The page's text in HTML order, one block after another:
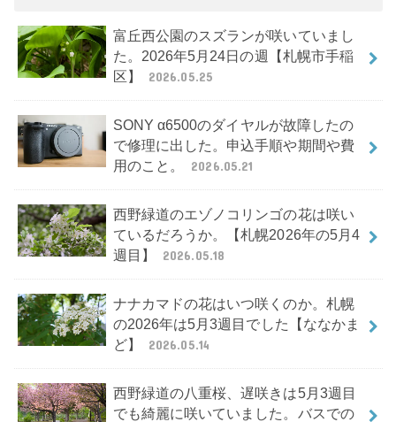
富丘西公園のスズランが咲いていまし
た。2026年5月24日の週【札幌市手稲
区】
2026.05.25
SONY α6500のダイヤルが故障したの
で修理に出した。申込手順や期間や費
用のこと。
2026.05.21
西野緑道のエゾノコリンゴの花は咲い
ているだろうか。【札幌2026年の5月4
週目】
2026.05.18
ナナカマドの花はいつ咲くのか。札幌
の2026年は5月3週目でした【ななかま
ど】
2026.05.14
西野緑道の八重桜、遅咲きは5月3週目
でも綺麗に咲いていました。バスでの